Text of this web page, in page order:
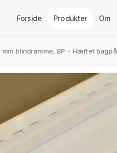
Forside Produkter Om
blindramme, BP - Hæftet bagpå